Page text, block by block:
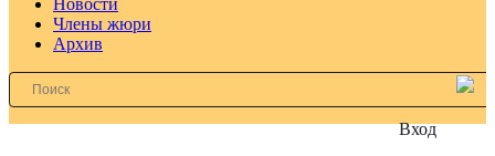
Новости
Члены жюри
Архив
Вход